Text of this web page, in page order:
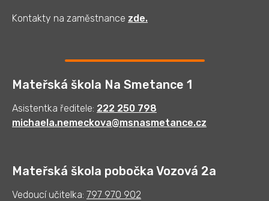
Kontakty na zaměstnance zde.
Mateřská škola Na Smetance 1
Asistentka ředitele: 222 250 798
michaela.nemeckova@msnasmetance.cz
Mateřská škola pobočka Vozová 2a
Vedoucí učitelka: 797 970 902